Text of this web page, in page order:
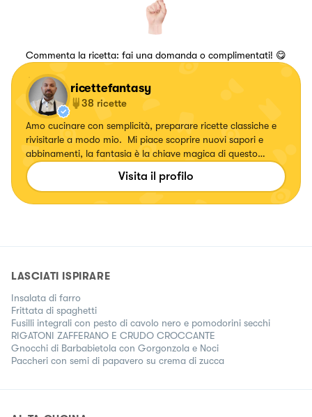
Commenta la ricetta: fai una domanda o complimentati! 😋
ricettefantasy
38 ricette
Amo cucinare con semplicità, preparare ricette classiche e
rivisitarle a modo mio. Mi piace scoprire nuovi sapori e
abbinamenti, la fantasia è la chiave magica di questo
mondo 👨‍🍳
Visita il profilo
LASCIATI ISPIRARE
Insalata di farro
Frittata di spaghetti
Fusilli integrali con pesto di cavolo nero e pomodorini secchi
RIGATONI ZAFFERANO E CRUDO CROCCANTE
Gnocchi di Barbabietola con Gorgonzola e Noci
Paccheri con semi di papavero su crema di zucca